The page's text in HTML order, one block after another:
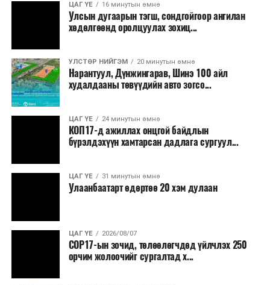
ЦАГ ҮЕ 16 минутын өмнө
Улсын дугаарын тэгш, сондгойгоор ангилан
хөдөлгөөнд оролцуулах зохиц...
УЛСТӨР НИЙГЭМ 20 минутын өмнө
Нарантуул, Дүнжингарав, Шинэ 100 айл
худалдааны төвүүдийн авто зогсо...
ЦАГ ҮЕ 24 минутын өмнө
КОП17-д ажиллах онцгой байдлын
бүрэлдэхүүн хамтарсан дадлага сургуул...
ЦАГ ҮЕ 31 минутын өмнө
Улаанбаатарт өдөртөө 20 хэм дулаан
ЦАГ ҮЕ 2026/08/07
COP17-ын зочид, төлөөлөгчдөд үйлчлэх 250
орчим жолоочийг сургалтад х...